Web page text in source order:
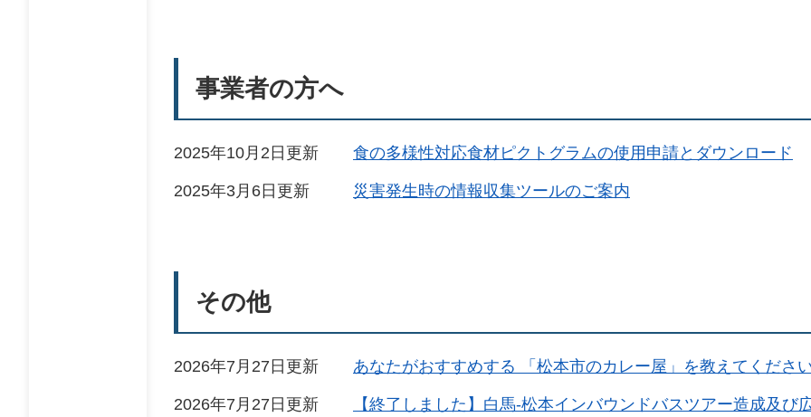
事業者の方へ
2025年10月2日更新 食の多様性対応食材ピクトグラムの使用申請とダウンロード
2025年3月6日更新 災害発生時の情報収集ツールのご案内
その他
2026年7月27日更新 あなたがおすすめする 「松本市のカレー屋」を教えてください
2026年7月27日更新
【終了しました】白馬-松本インバウンドバスツアー造成及び